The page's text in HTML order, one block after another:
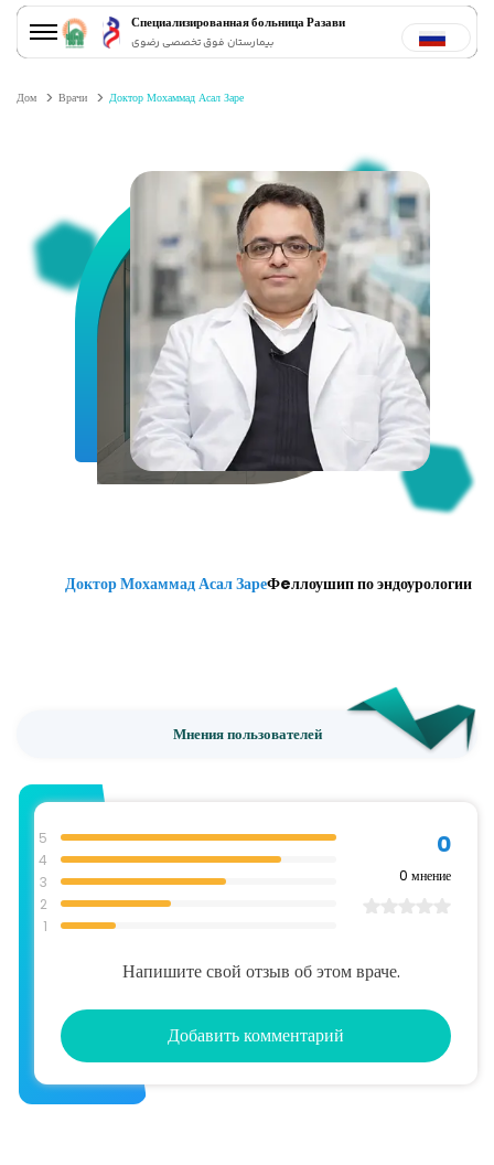
Специализированная больница Разави
بیمارستان فوق تخصصی رضوی
Дом Врачи Доктор Мохаммад Асал Заре
Доктор Мохаммад Асал ЗареФeллоушип по эндоурологии
Мнения пользователей
5
4
3
2
1
0
0 мнение
Напишите свой отзыв об этом враче.
Добавить комментарий